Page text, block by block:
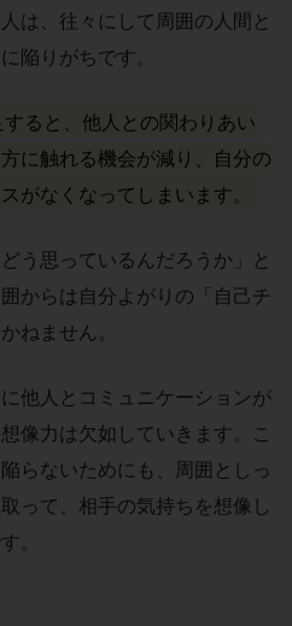
は、往々にして周囲の人間と
陥りがちです。
ると、他人との関わりあい
に触れる機会が減り、自分の
がなくなってしまいます。
う思っているんだろうか」と
からは自分よがりの「自己チ
ねません。
他人とコミュニケーションが
像力は欠如していきます。こ
らないためにも、周囲としっ
って、相手の気持ちを想像し
。